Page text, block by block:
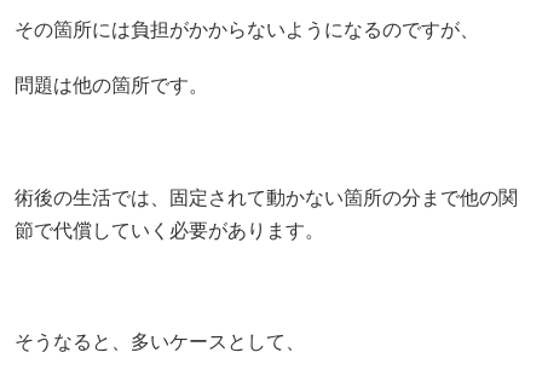
その箇所には負担がかからないようになるのですが、
問題は他の箇所です。
術後の生活では、固定されて動かない箇所の分まで他の関
節で代償していく必要があります。
そうなると、多いケースとして、